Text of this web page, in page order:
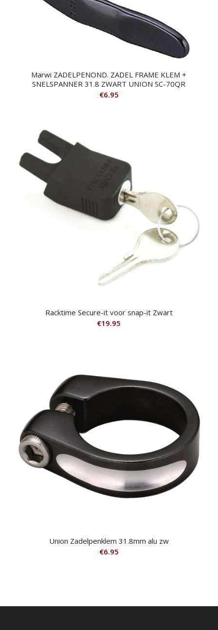
Marwi ZADELPENOND. ZADEL FRAME KLEM +
SNELSPANNER 31.8 ZWART UNION SC-70QR
€6.95
Racktime Secure-it voor snap-it Zwart
€19.95
Union Zadelpenklem 31.8mm alu zw
€6.95